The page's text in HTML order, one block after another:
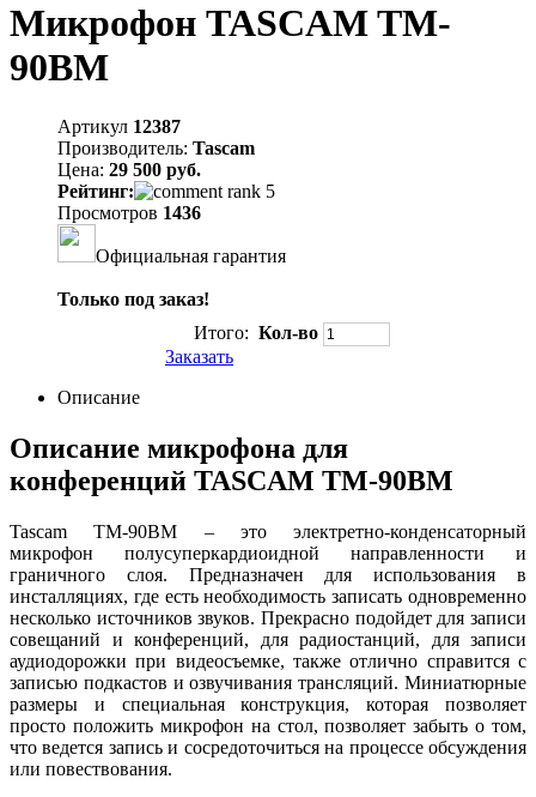
Микрофон TASCAM TM-
90BM
Артикул 12387
Производитель: Tascam
Цена: 29 500 руб.
Рейтинг:
Просмотров 1436
Официальная гарантия
Только под заказ!
Итого: Кол-во
Заказать
Описание
Описание микрофона для
конференций TASCAM TM-90BM
Tascam TM-90BM – это электретно-конденсаторный
микрофон полусуперкардиоидной направленности и
граничного слоя. Предназначен для использования в
инсталляциях, где есть необходимость записать одновременно
несколько источников звуков. Прекрасно подойдет для записи
совещаний и конференций, для радиостанций, для записи
аудиодорожки при видеосъемке, также отлично справится с
записью подкастов и озвучивания трансляций. Миниатюрные
размеры и специальная конструкция, которая позволяет
просто положить микрофон на стол, позволяет забыть о том,
что ведется запись и сосредоточиться на процессе обсуждения
или повествования.